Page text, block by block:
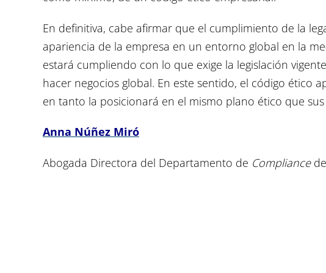
En definitiva, cabe afirmar que el cumplimiento de la
apariencia de la empresa en un entorno global en la
estará cumpliendo con lo que exige la legislación
hacer negocios global. En este sentido, el código ético
en tanto la posicionará en el mismo plano ético que
Anna Núñez Miró
Abogada Directora del Departamento de Compliancede